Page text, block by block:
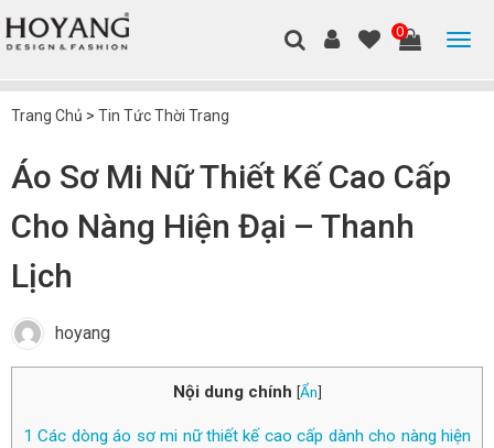
0
Trang Chủ > Tin Tức Thời Trang
Áo Sơ Mi Nữ Thiết Kế Cao Cấp
Cho Nàng Hiện Đại – Thanh
Lịch
hoyang
Nội dung chính [Ẩn]
1 Các dòng áo sơ mi nữ thiết kế cao cấp dành cho nàng hiện